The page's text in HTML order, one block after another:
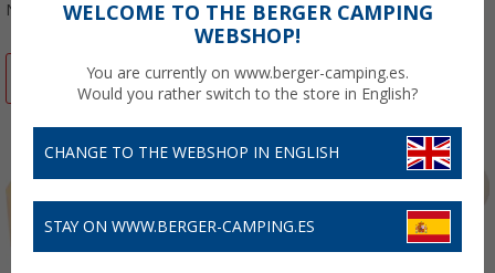
Nº de artículo 200002CB
WELCOME TO THE BERGER CAMPING
WEBSHOP!
You are currently on www.berger-camping.es.
Would you rather switch to the store in English?
CHANGE TO THE WEBSHOP IN ENGLISH
STAY ON WWW.BERGER-CAMPING.ES